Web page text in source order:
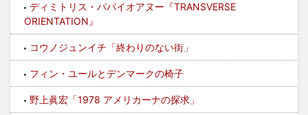
ディミトリス・パパイオアヌー『TRANSVERSE
ORIENTATION』
コウノジュンイチ「終わりのない街」
フィン・ユールとデンマークの椅子
野上眞宏「1978 アメリカーナの探求」